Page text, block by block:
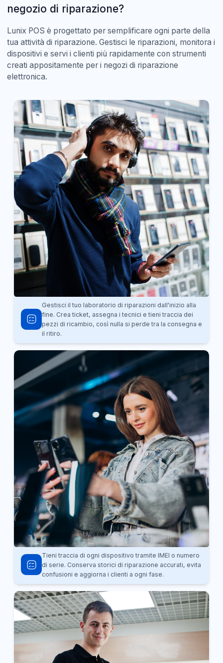
negozio di riparazione?
Lunix POS è progettato per semplificare ogni parte della
tua attività di riparazione. Gestisci le riparazioni, monitora i
dispositivi e servi i clienti più rapidamente con strumenti
creati appositamente per i negozi di riparazione
elettronica.
Gestisci il tuo laboratorio di riparazioni dall'inizio alla
fine. Crea ticket, assegna i tecnici e tieni traccia dei
pezzi di ricambio, così nulla si perde tra la consegna e
il ritiro.
Tieni traccia di ogni dispositivo tramite IMEI o numero
di serie. Conserva storici di riparazione accurati, evita
confusioni e aggiorna i clienti a ogni fase.